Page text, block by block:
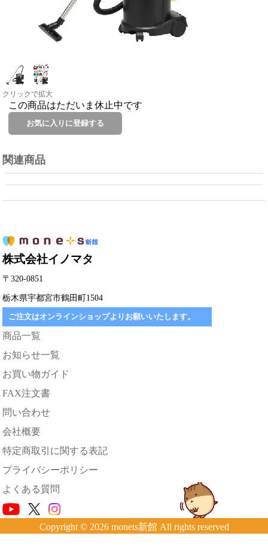
クリックで拡大
この商品はただいま休止中です
関連商品
株式会社イノマタ
〒320-0851
栃木県宇都宮市鶴田町1504
ご注文はオンラインショップよりお願いいたします。
商品一覧
お知らせ一覧
お買い物ガイド
FAX注文書
問い合わせ
会社概要
特定商取引に関する表記
プライバシーポリシー
よくある質問
Copyright © 2026 monets新館 All rights reserved